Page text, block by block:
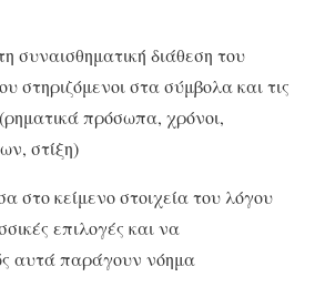
συναισθηματική διάθεση του
στηριζόμενοι στα σύμβολα και τις
πρόσωπα, χρόνοι,
στίξη)
στο κείμενο στοιχεία του λόγου
επιλογές και να
αυτά παράγουν νόημα